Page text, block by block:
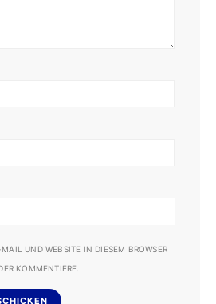
UND WEBSITE IN DIESEM BROWSER
KOMMENTIERE.